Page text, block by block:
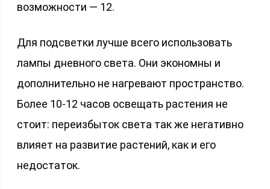
возможности — 12.
Для подсветки лучше всего использовать
лампы дневного света. Они экономны и
дополнительно не нагревают пространство.
Более 10-12 часов освещать растения не
стоит: переизбыток света так же негативно
влияет на развитие растений, как и его
недостаток.